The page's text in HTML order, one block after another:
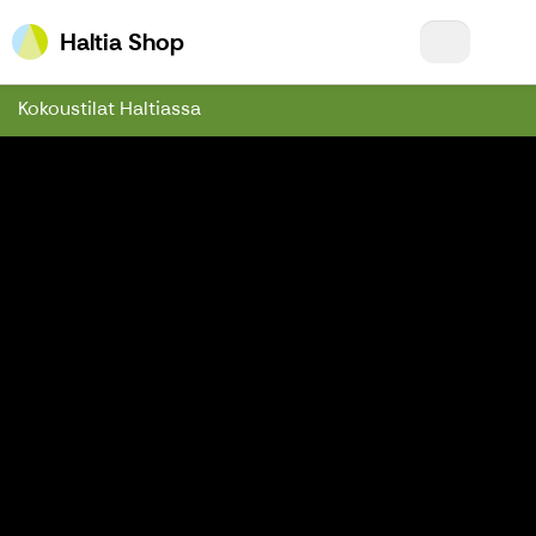
Haltia ShopHaltia Shop
Kokoustilat Haltiassa